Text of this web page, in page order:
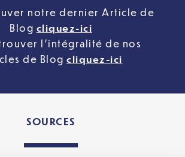
notre dernier Article de
Blog cliquez-ici
l’intégralité de nos
de Blog cliquez-ici
SOURCES